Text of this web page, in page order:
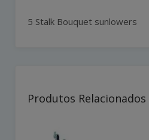
5 Stalk Bouquet sunlowers
Produtos Relacionados